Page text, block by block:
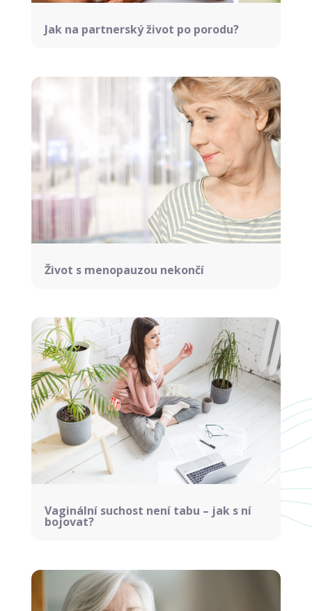
Jak na partnerský život po porodu?
Život s menopauzou nekončí
Vaginální suchost není tabu – jak s ní
bojovat?